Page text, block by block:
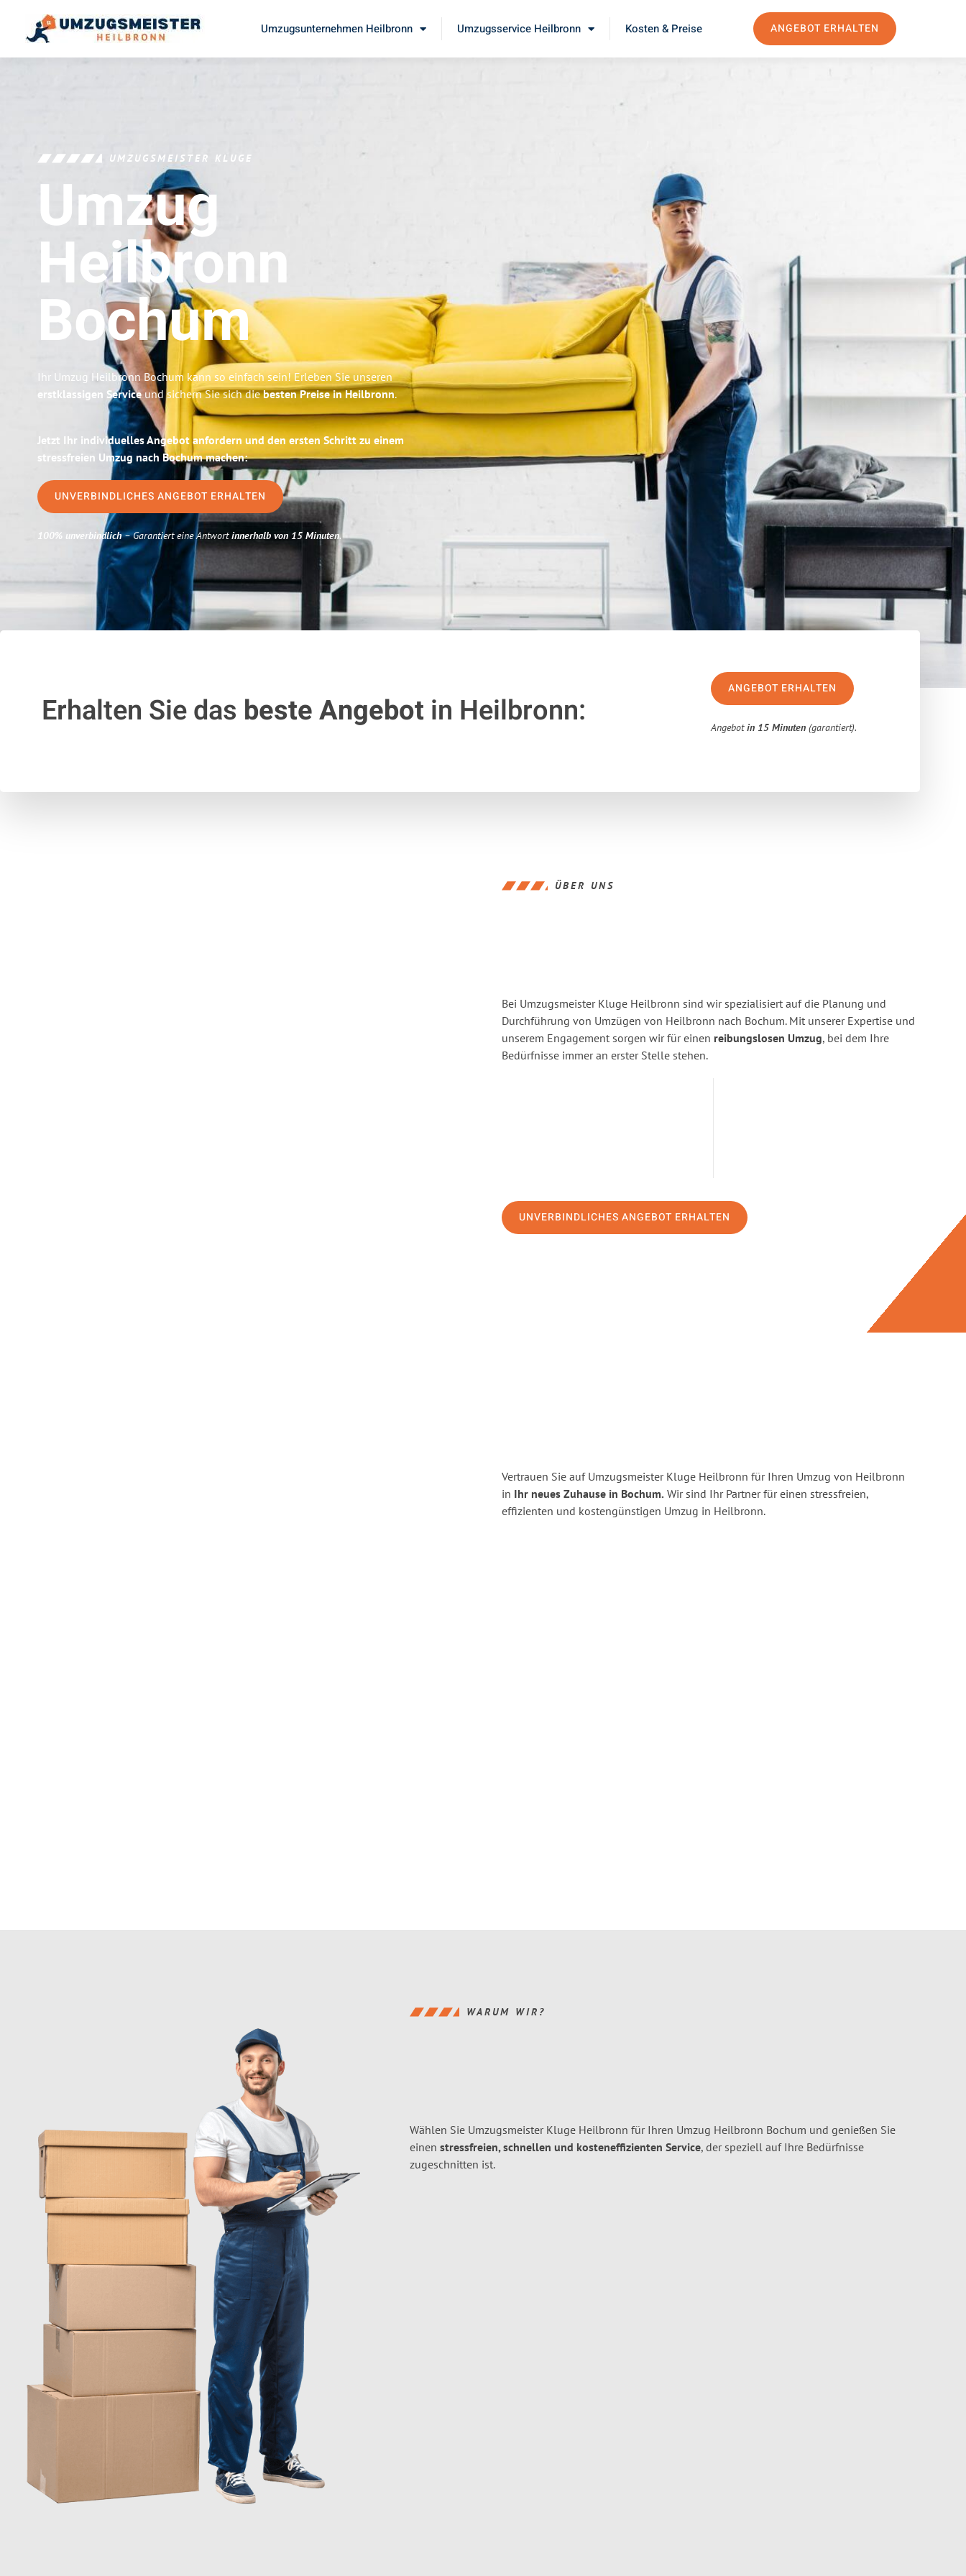
Umzugsunternehmen Heilbronn Umzugsservice Heilbronn Kosten & Preise ANGEBOT ERHALTEN
UMZUGSMEISTER KLUGE
Umzug
Heilbronn
Bochum
Ihr Umzug Heilbronn Bochum kann so einfach sein! Erleben Sie unseren
erstklassigen Serviceund sichern Sie sich diebesten Preise in Heilbronn.
Jetzt Ihr individuelles Angebot anfordern und den ersten Schritt zu einem
stressfreien Umzug nach Bochum machen:
UNVERBINDLICHES ANGEBOT ERHALTEN
100% unverbindlich– Garantiert eine Antwortinnerhalb von 15 Minuten.
Erhalten Sie das beste Angebotin Heilbronn:
ANGEBOT ERHALTEN
Angebotin 15 Minuten (garantiert).
ÜBER UNS
Bei Umzugsmeister Kluge Heilbronn sind wir spezialisiert auf die Planung und
Durchführung von Umzügen von Heilbronn nach Bochum. Mit unserer Expertise und
unserem Engagement sorgen wir für einen reibungslosen Umzug, bei dem Ihre
Bedürfnisse immer an erster Stelle stehen.
UNVERBINDLICHES ANGEBOT ERHALTEN
Vertrauen Sie auf Umzugsmeister Kluge Heilbronn für Ihren Umzug von Heilbronn
in Ihr neues Zuhause in Bochum. Wir sind Ihr Partner für einen stressfreien,
effizienten und kostengünstigen Umzug in Heilbronn.
WARUM WIR?
Wählen Sie Umzugsmeister Kluge Heilbronn für Ihren Umzug Heilbronn Bochum und genießen Sie
einen stressfreien, schnellen und kosteneffizienten Service, der speziell auf Ihre Bedürfnisse
zugeschnitten ist.